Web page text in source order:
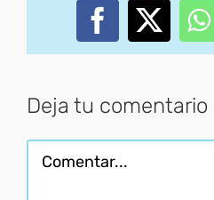
Facebook
X
Deja tu comentario
Comentar